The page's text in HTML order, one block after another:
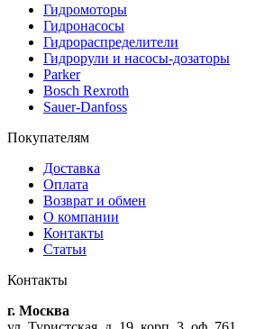
Гидромоторы
Гидронасосы
Гидрораспределители
Гидрорули и насосы-дозаторы
Parker
Bosch Rexroth
Sauer-Danfoss
Покупателям
Доставка
Оплата
Возврат и обмен
О компании
Контакты
Статьи
Контакты
г. Москва